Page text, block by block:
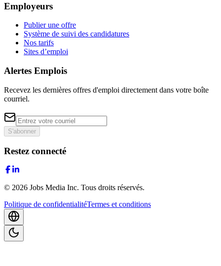
Employeurs
Publier une offre
Système de suivi des candidatures
Nos tarifs
Sites d’emploi
Alertes Emplois
Recevez les dernières offres d'emploi directement dans votre boîte
courriel.
S'abonner
Restez connecté
© 2026 Jobs Media Inc. Tous droits réservés.
Politique de confidentialitéTermes et conditions